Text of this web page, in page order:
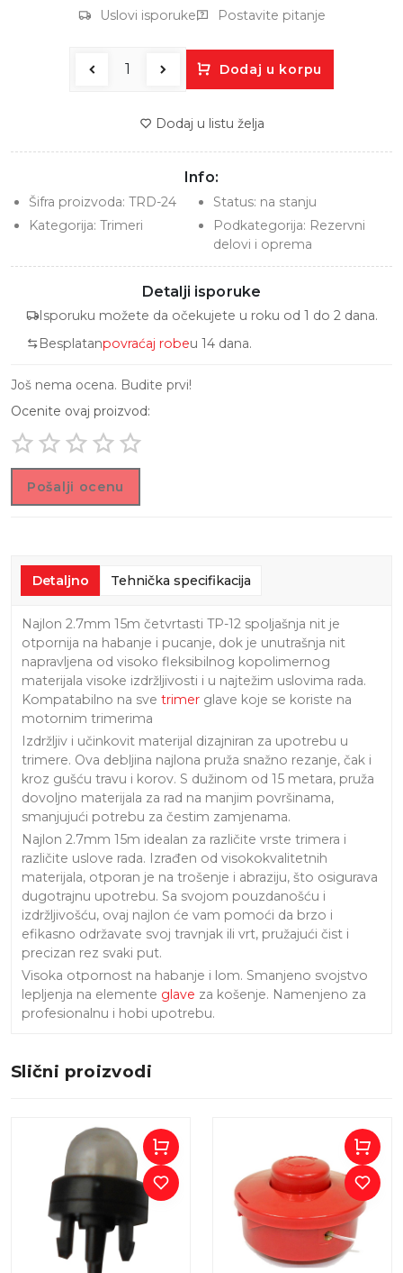
Uslovi isporuke Postavite pitanje
Dodaj u korpu
Dodaj u listu želja
Info:
Šifra proizvoda: TRD-24 Status: na stanju
Kategorija: Trimeri Podkategorija: Rezervni
delovi i oprema
Detalji isporuke
Isporuku možete da očekujete u roku od 1 do 2 dana.
Besplatanpovraćaj robeu 14 dana.
Još nema ocena. Budite prvi!
Ocenite ovaj proizvod:
Pošalji ocenu
Detaljno Tehnička specifikacija
Najlon 2.7mm 15m četvrtasti TP-12 spoljašnja nit je
otpornija na habanje i pucanje, dok je unutrašnja nit
napravljena od visoko fleksibilnog kopolimernog
materijala visoke izdržljivosti i u najtežim uslovima rada.
Kompatabilno na sve trimerglave koje se koriste na
motornim trimerima
Izdržljiv i učinkovit materijal dizajniran za upotrebu u
trimere. Ova debljina najlona pruža snažno rezanje, čak i
kroz gušću travu i korov. S dužinom od 15 metara, pruža
dovoljno materijala za rad na manjim površinama,
smanjujući potrebu za čestim zamjenama.
Najlon 2.7mm 15m idealan za različite vrste trimera i
različite uslove rada. Izrađen od visokokvalitetnih
materijala, otporan je na trošenje i abraziju, što osigurava
dugotrajnu upotrebu. Sa svojom pouzdanošću i
izdržljivošću, ovaj najlon će vam pomoći da brzo i
efikasno održavate svoj travnjak ili vrt, pružajući čist i
precizan rez svaki put.
Visoka otpornost na habanje i lom. Smanjeno svojstvo
lepljenja na elemente glave za košenje. Namenjeno za
profesionalnu i hobi upotrebu.
Slični proizvodi